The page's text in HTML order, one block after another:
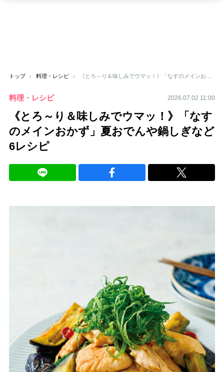
トップ 料理・レシピ
料理・レシピ 2026.07.02 11:00
《とろ～り＆味しみでウマッ！》「なす
のメインおかず」夏おでんや鍋しぎなど
6レシピ